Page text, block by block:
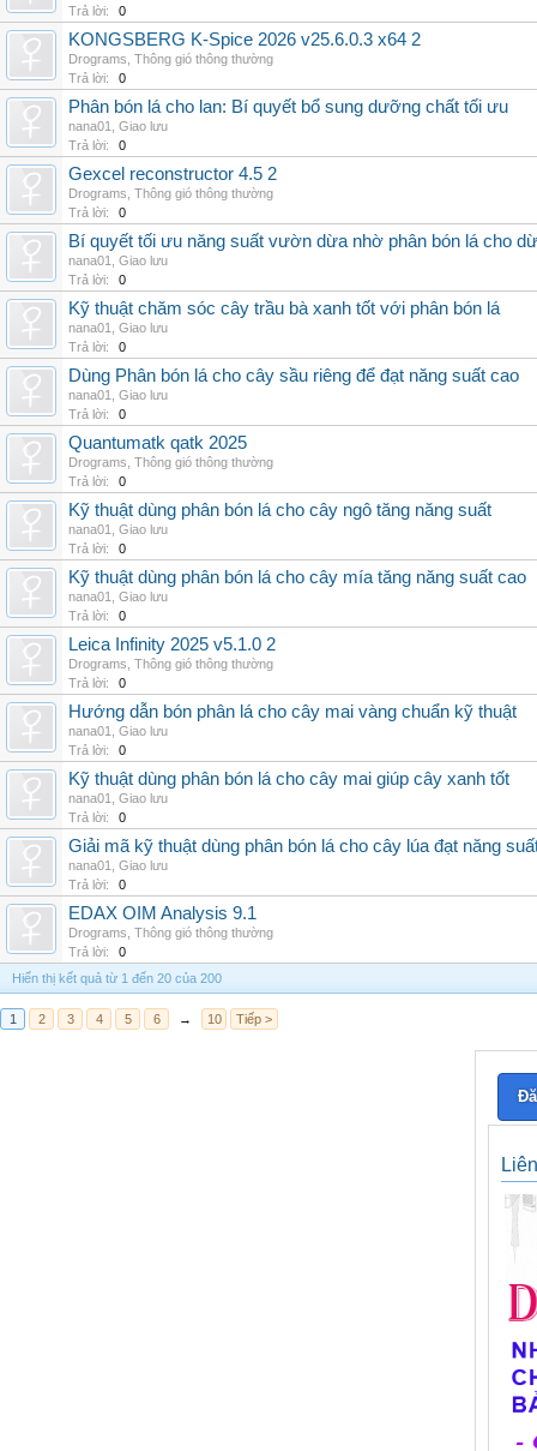
Trả lời:
0
KONGSBERG K-Spice 2026 v25.6.0.3 x64 2
Drograms Thông gió thông thường
Trả lời:
0
Phân bón lá cho lan: Bí quyết bổ sung dưỡng chất tối ưu
nana01
Giao lưu
Trả lời:
0
Gexcel reconstructor 4.5 2
Drograms Thông gió thông thường
Trả lời:
0
Bí quyết tối ưu năng suất vườn dừa nhờ phân bón lá cho
nana01
Giao lưu
Trả lời:
0
Kỹ thuật chăm sóc cây trầu bà xanh tốt với phân bón lá
nana01
Giao lưu
Trả lời:
0
Dùng Phân bón lá cho cây sầu riêng để đạt năng suất cao
nana01
Giao lưu
Trả lời:
0
Quantumatk qatk 2025
Drograms Thông gió thông thường
Trả lời:
0
Kỹ thuật dùng phân bón lá cho cây ngô tăng năng suất
nana01
Giao lưu
Trả lời:
0
Kỹ thuật dùng phân bón lá cho cây mía tăng năng suất cao
nana01
Giao lưu
Trả lời:
0
Leica Infinity 2025 v5.1.0 2
Drograms Thông gió thông thường
Trả lời:
0
Hướng dẫn bón phân lá cho cây mai vàng chuẩn kỹ thuật
nana01
Giao lưu
Trả lời:
0
Kỹ thuật dùng phân bón lá cho cây mai giúp cây xanh tốt
nana01
Giao lưu
Trả lời:
0
Giải mã kỹ thuật dùng phân bón lá cho cây lúa đạt năng
nana01
Giao lưu
Trả lời:
0
EDAX OIM Analysis 9.1
Drograms Thông gió thông thường
Trả lời:
0
Hiển thị kết quả từ 1 đến 20 của 200
1 2 3 4 5 6 → 10 Tiếp >